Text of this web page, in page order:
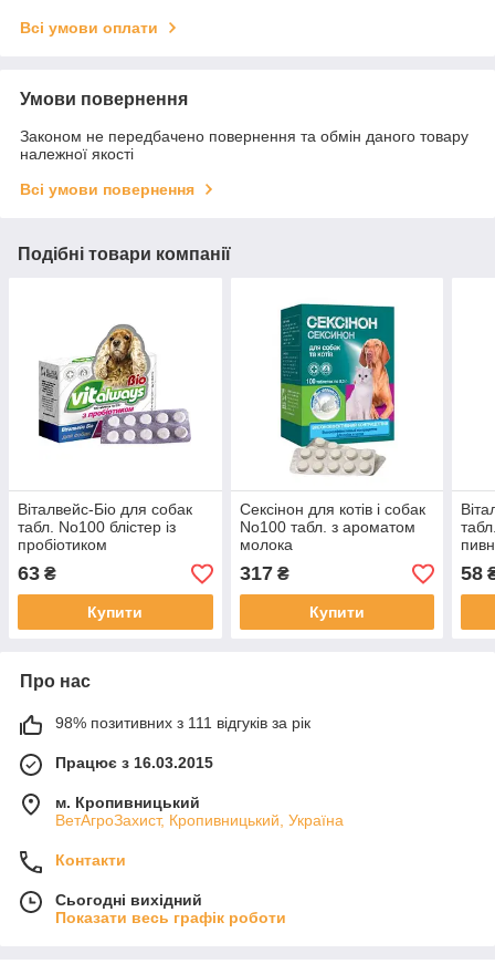
Всі умови оплати
Умови повернення
Законом не передбачено повернення та обмін даного товару
належної якості
Всі умови повернення
Подібні товари компанії
Віталвейс-Біо для собак
табл. No100 блістер із
пробіотиком
63 ₴
Купити
Сексінон для котів і собак
No100 табл. з ароматом
молока
317₴
Купити
58
Про нас
98% позитивних з 111 відгуків за рік
Працює з 16.03.2015
м. Кропивницький
ВетАгроЗахист, Кропивницький, Україна
Контакти
Сьогодні вихідний
Показати весь графік роботи